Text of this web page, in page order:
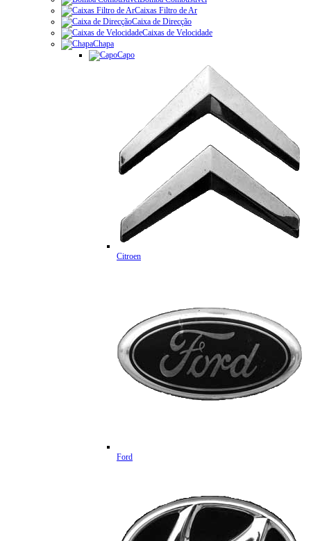
Caixas Filtro de Ar
Caixa de Direcção
Caixas de Velocidade
Chapa
Capo
Citroen
Ford